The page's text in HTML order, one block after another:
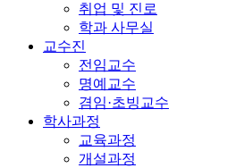
취업 및 진로
학과 사무실
교수진
전임교수
명예교수
겸임·초빙교수
학사과정
교육과정
개설과정